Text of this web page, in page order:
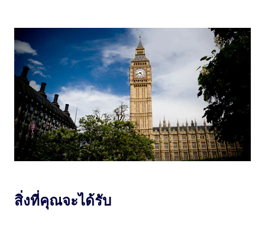
สิ่งที่คุณจะได้รับ